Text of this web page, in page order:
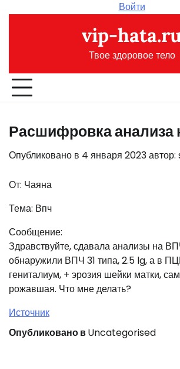
Войти
vip-
Твое здоровое тело
Расшифровка анализа
Опубликовано в 4 января 2023автор:
От: Чаяна
Тема: Впч
Сообщение:
Здравствуйте, сдавала анализы на
обнаружили ВПЧ 31 типа, 2.5 lg, а в
гениталиум, + эрозия шейки матки,
рожавшая. Что мне делать?
Источник
Опубликовано вUncategorised